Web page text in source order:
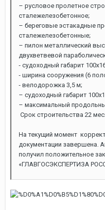
– русловое пролетное
сталежелезобетонное;
– береговые эстакадные
сталежелезобетонные;
– пилон металлический
двухветвевой
- судоходный габарит
- ширина сооружения (6
- велодорожка 3,5 м;
– судоходный габарит
– максимальный
Срок строительства 22
На текущий момент
документации завершена.
получил положительное
«ГЛАВГОСЭКСПЕРТИЗА